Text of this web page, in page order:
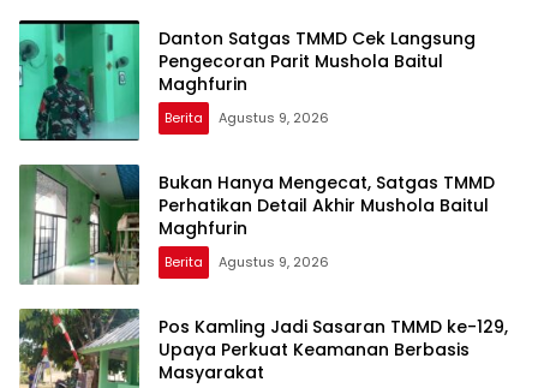
Danton Satgas TMMD Cek Langsung
Pengecoran Parit Mushola Baitul
Maghfurin
Berita Agustus 9, 2026
Bukan Hanya Mengecat, Satgas TMMD
Perhatikan Detail Akhir Mushola Baitul
Maghfurin
Berita Agustus 9, 2026
Pos Kamling Jadi Sasaran TMMD ke-129,
Upaya Perkuat Keamanan Berbasis
Masyarakat